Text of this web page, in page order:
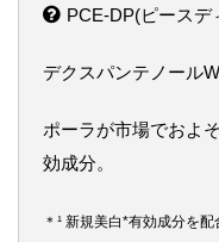
PCE-DP(ピースデ
デクスパンテノールW
ポーラが市場でおよ
効成分。
＊¹ 新規美白*有効成分を